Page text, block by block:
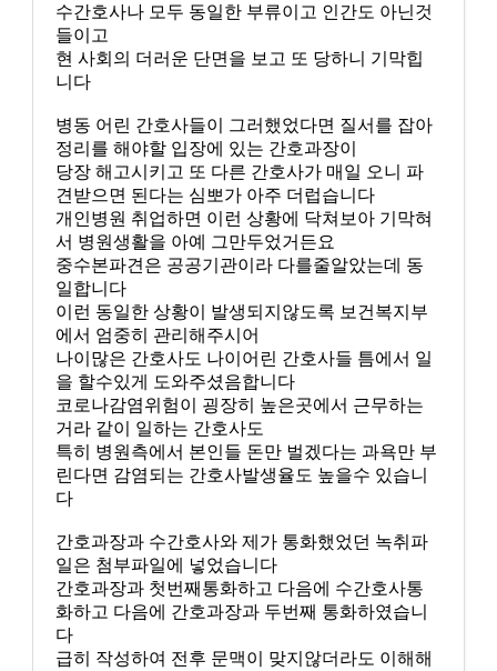
수간호사나 모두 동일한 부류이고 인간도 아닌것
들이고
현 사회의 더러운 단면을 보고 또 당하니 기막힙
니다
병동 어린 간호사들이 그러했었다면 질서를 잡아
정리를 해야할 입장에 있는 간호과장이
당장 해고시키고 또 다른 간호사가 매일 오니 파
견받으면 된다는 심뽀가 아주 더럽습니다
개인병원 취업하면 이런 상황에 닥쳐보아 기막혀
서 병원생활을 아예 그만두었거든요
중수본파견은 공공기관이라 다를줄알았는데 동
일합니다
이런 동일한 상황이 발생되지않도록 보건복지부
에서 엄중히 관리해주시어
나이많은 간호사도 나이어린 간호사들 틈에서 일
을 할수있게 도와주셨음합니다
코로나감염위험이 굉장히 높은곳에서 근무하는
거라 같이 일하는 간호사도
특히 병원측에서 본인들 돈만 벌겠다는 과욕만 부
린다면 감염되는 간호사발생율도 높을수 있습니
다
간호과장과 수간호사와 제가 통화했었던 녹취파
일은 첨부파일에 넣었습니다
간호과장과 첫번째통화하고 다음에 수간호사통
화하고 다음에 간호과장과 두번째 통화하였습니
다
급히 작성하여 전후 문맥이 맞지않더라도 이해해